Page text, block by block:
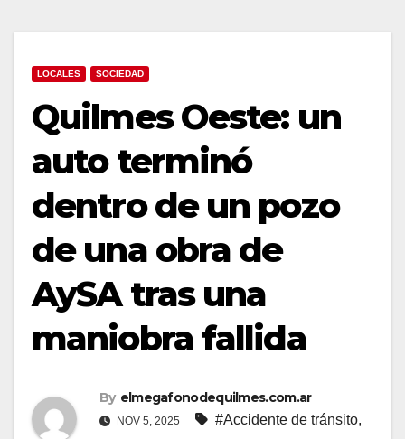
LOCALES SOCIEDAD
Quilmes Oeste: un
auto terminó
dentro de un pozo
de una obra de
AySA tras una
maniobra fallida
By elmegafonodequilmes.com.ar
NOV 5, 2025 #Accidente de tránsito,